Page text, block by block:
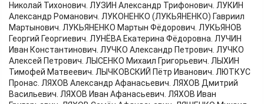
Николай Тихонович. ЛУЗИН Александр Трифонович. ЛУКИН
Александр Романович. ЛУКОНЕНКО (ЛУКЬЯНЕНКО) Гавриил
Мартынович. ЛУКЬЯНЕНКО Мартын Фёдорович. ЛУКЬЯНОВ
Георгий Георгиевич. ЛУНЁВА Екатерина Фёдоровна. ЛУЧИН
Иван Константинович. ЛУЧКО Александр Петрович. ЛУЧКО
Алексей Петрович. ЛЫСЕНКО Михаил Григорьевич. ЛЫХИН
Тимофей Матвеевич. ЛЫЧКОВСКИЙ Пётр Иванович. ЛЮТКУС
Пронас. ЛЯХОВ Александр Афанасьевич. ЛЯХОВ Дмитрий
Васильевич. ЛЯХОВ Иван Афанасьевич. ЛЯХОВ Иван